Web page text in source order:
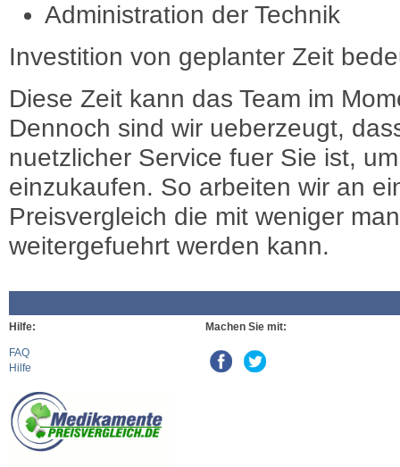
Administration der Technik
Investition von geplanter Zeit
Diese Zeit kann das Team im
Dennoch sind wir ueberzeugt,
nuetzlicher Service fuer Sie ist,
einzukaufen. So arbeiten wir an
Preisvergleich die mit weniger
weitergefuehrt werden kann.
Hilfe:
FAQ
Hilfe
Machen Sie mit: